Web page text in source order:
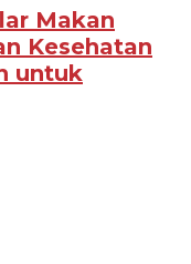
Makan
Kesehatan
untuk